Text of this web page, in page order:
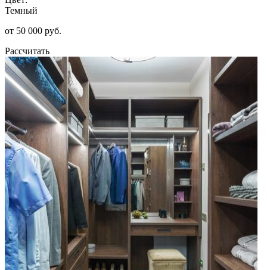
Темный
от 50 000 руб.
Рассчитать